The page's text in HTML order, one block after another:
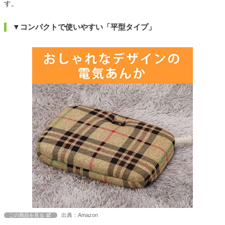
す。
▼コンパクトで使いやすい「平型タイプ」
この商品を見る 出典：Amazon